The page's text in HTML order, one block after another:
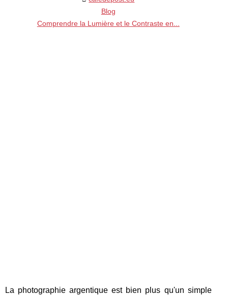
Blog
Comprendre la Lumière et le Contraste en...
La photographie argentique est bien plus qu'un simple